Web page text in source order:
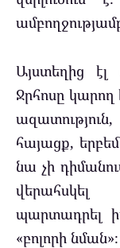
Այստեղից էլ
Ջրհոսը
հայացք,
նա չի
պարտադրել
«բոլորի նման»։